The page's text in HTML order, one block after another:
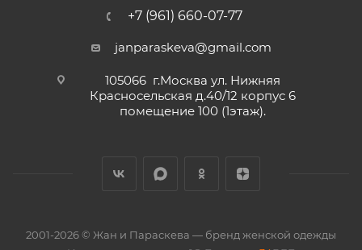
+7 (961) 660-07-77
janparaskeva@gmail.com
105066 г.Москва ул. Нижняя
Красносельская д.40/12 корпус 6
помещение 100 (1этаж).
2001-2026 © Жан и Параскева — бренд женской одежды